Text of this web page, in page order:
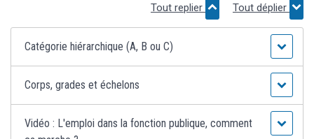
Tout replier Tout déplier
Catégorie hiérarchique (A, B ou C)
Corps, grades et échelons
Vidéo : L'emploi dans la fonction publique, comment